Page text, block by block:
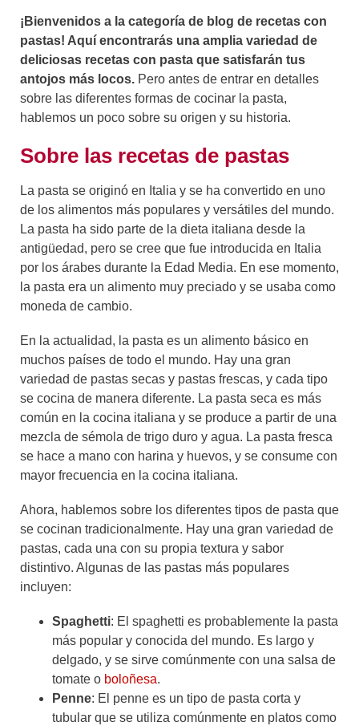
¡Bienvenidos a la categoría de blog de recetas con
pastas! Aquí encontrarás una amplia variedad de
deliciosas recetas con pasta que satisfarán tus
antojos más locos. Pero antes de entrar en detalles
sobre las diferentes formas de cocinar la pasta,
hablemos un poco sobre su origen y su historia.
Sobre las recetas de pastas
La pasta se originó en Italia y se ha convertido en uno
de los alimentos más populares y versátiles del mundo.
La pasta ha sido parte de la dieta italiana desde la
antigüedad, pero se cree que fue introducida en Italia
por los árabes durante la Edad Media. En ese momento,
la pasta era un alimento muy preciado y se usaba como
moneda de cambio.
En la actualidad, la pasta es un alimento básico en
muchos países de todo el mundo. Hay una gran
variedad de pastas secas y pastas frescas, y cada tipo
se cocina de manera diferente. La pasta seca es más
común en la cocina italiana y se produce a partir de una
mezcla de sémola de trigo duro y agua. La pasta fresca
se hace a mano con harina y huevos, y se consume con
mayor frecuencia en la cocina italiana.
Ahora, hablemos sobre los diferentes tipos de pasta que
se cocinan tradicionalmente. Hay una gran variedad de
pastas, cada una con su propia textura y sabor
distintivo. Algunas de las pastas más populares
incluyen:
Spaghetti: El spaghetti es probablemente la pasta
más popular y conocida del mundo. Es largo y
delgado, y se sirve comúnmente con una salsa de
tomate o boloñesa.
Penne: El penne es un tipo de pasta corta y
tubular que se utiliza comúnmente en platos como